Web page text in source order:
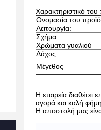
Χαρακτηριστικό του
Ονομασία του
Λειτουργία:
Σχήμα:
Χρώματα γυαλιού
Δάχος
Μέγεθος
Η εταιρεία
αγορά και καλή
Η αποστολή μας